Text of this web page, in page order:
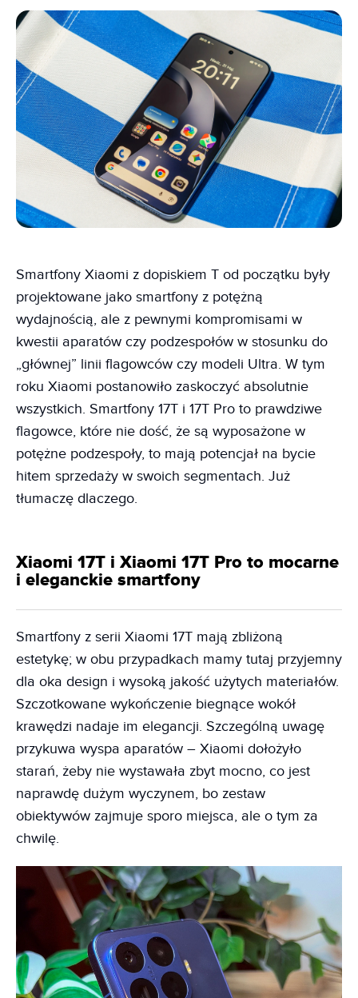
Smartfony Xiaomi z dopiskiem T od początku były
projektowane jako smartfony z potężną
wydajnością, ale z pewnymi kompromisami w
kwestii aparatów czy podzespołów w stosunku do
„głównej” linii flagowców czy modeli Ultra. W tym
roku Xiaomi postanowiło zaskoczyć absolutnie
wszystkich. Smartfony 17T i 17T Pro to prawdziwe
flagowce, które nie dość, że są wyposażone w
potężne podzespoły, to mają potencjał na bycie
hitem sprzedaży w swoich segmentach. Już
tłumaczę dlaczego.
Xiaomi 17T i Xiaomi 17T Pro to mocarne
i eleganckie smartfony
Smartfony z serii Xiaomi 17T mają zbliżoną
estetykę; w obu przypadkach mamy tutaj przyjemny
dla oka design i wysoką jakość użytych materiałów.
Szczotkowane wykończenie biegnące wokół
krawędzi nadaje im elegancji. Szczególną uwagę
przykuwa wyspa aparatów – Xiaomi dołożyło
starań, żeby nie wystawała zbyt mocno, co jest
naprawdę dużym wyczynem, bo zestaw
obiektywów zajmuje sporo miejsca, ale o tym za
chwilę.